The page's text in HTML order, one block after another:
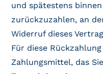
und spätestens
zurückzuzahlen, an
Widerruf dieses
Für diese
Zahlungsmittel, das